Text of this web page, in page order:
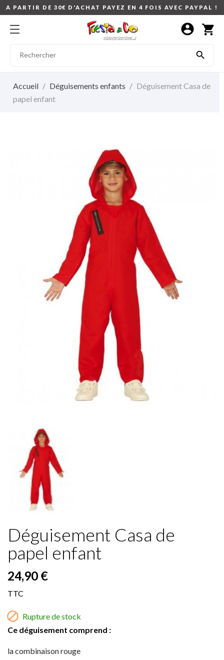
A PARTIR DE 30€ D'ACHAT PAYEZ EN 4 FOIS AVEC PAYPAL !
shopping_cart

account_circle
Accueil Déguisements enfants
Déguisement Casa de
papel enfant
Déguisement Casa de
papel enfant
24,90 €
TTC
 Rupture de stock
Ce déguisement comprend :
la combinaison rouge